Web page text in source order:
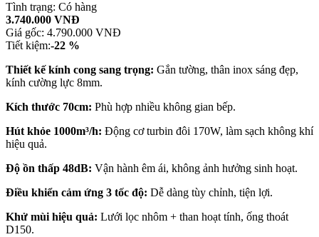
Tình trạng: Có hàng
3.740.000 VNĐ
Giá gốc: 4.790.000 VNĐ
Tiết kiệm:-22 %
Thiết kế kính cong sang trọng: Gắn tường, thân inox sáng đẹp,
kính cường lực 8mm.
Kích thước 70cm: Phù hợp nhiều không gian bếp.
Hút khỏe 1000m³/h: Động cơ turbin đôi 170W, làm sạch không khí
hiệu quả.
Độ ồn thấp 48dB: Vận hành êm ái, không ảnh hưởng sinh hoạt.
Điều khiển cảm ứng 3 tốc độ: Dễ dàng tùy chỉnh, tiện lợi.
Khử mùi hiệu quả: Lưới lọc nhôm + than hoạt tính, ống thoát
D150.